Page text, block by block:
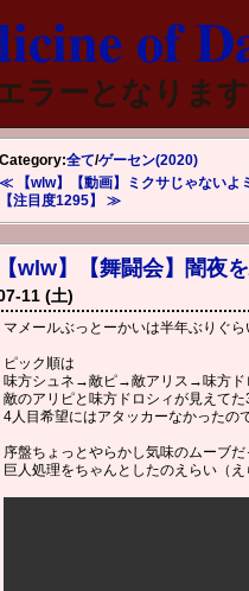
of
ラーとなりま
Category:全て/ゲーセン(2020)
≪ 【wlw】【動画】ミクサじゃないよ
【注目度1295】 ≫
【wlw】【舞闘会】闇夜
11 (土)
マメールぶっとーかいは半年ぶりぐら
ピック順は
味方シュネ→敵ピ→敵アリス→味方
敵のアリピと味方ドロシィが見えて
4人目希望にはアタッカーなかったの
序盤ちょっとやらかし気味のムーブ
巨人処理をちゃんとしたのえらい（